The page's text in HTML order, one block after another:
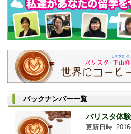
バックナンバー一覧
バリスタ体
更新日時: